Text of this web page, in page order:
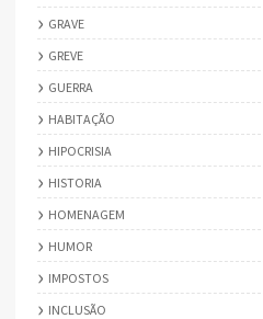
GRAVE
GREVE
GUERRA
HABITAÇÃO
HIPOCRISIA
HISTORIA
HOMENAGEM
HUMOR
IMPOSTOS
INCLUSÃO